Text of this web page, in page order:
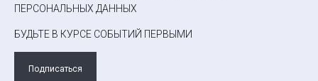
ПЕРСОНАЛЬНЫХ ДАННЫХ
БУДЬТЕ В КУРСЕ СОБЫТИЙ ПЕРВЫМИ
Подписаться